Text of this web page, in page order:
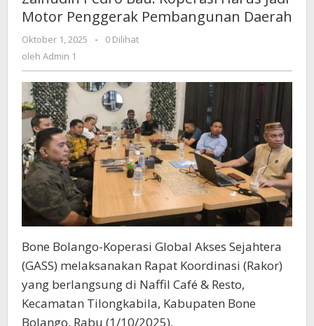
Koperasi
Harus
Daerah
Motor Penggerak Pembangunan Daerah
Oktober 1, 2025
oleh
-
0 Dilihat
oleh Admin 1
Bone Bolango-Koperasi Global Akses Sejahtera
(GASS) melaksanakan Rapat Koordinasi (Rakor)
yang berlangsung di Naffil Café & Resto,
Kecamatan Tilongkabila, Kabupaten Bone
Bolango, Rabu (1/10/2025).